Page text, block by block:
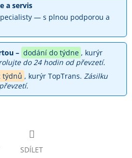
a servis
— s plnou podporou a
– dodání do týdne , kurýr
do 24 hodin od převzetí.
týdnů , kurýr TopTrans. Zásilku
SDÍLET